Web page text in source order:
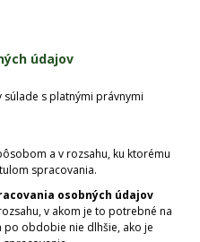
údajov
s platnými právnymi
a v rozsahu, ku ktorému
spracovania.
osobných údajov
v akom je to potrebné na
po obdobie nie dlhšie, ako je